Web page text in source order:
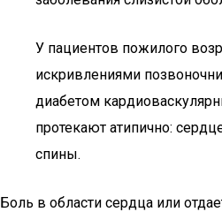
У пациентов пожилого
искривлениями
диабетом
протекают атипично:
спины.
Боль в области сердца или